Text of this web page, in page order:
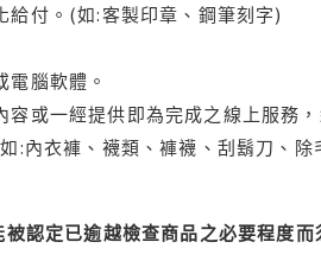
給付。(如:客製印章、鋼筆刻字)
腦軟體。
容或一經提供即為完成之線上服務
:內衣褲、襪類、褲襪、刮鬍刀、除
認定已逾越檢查商品之必要程度